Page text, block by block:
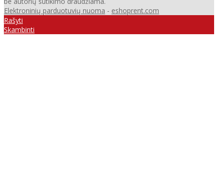
Elektroninių parduotuvių nuoma - eshoprent.com
Rašyti
Skambinti